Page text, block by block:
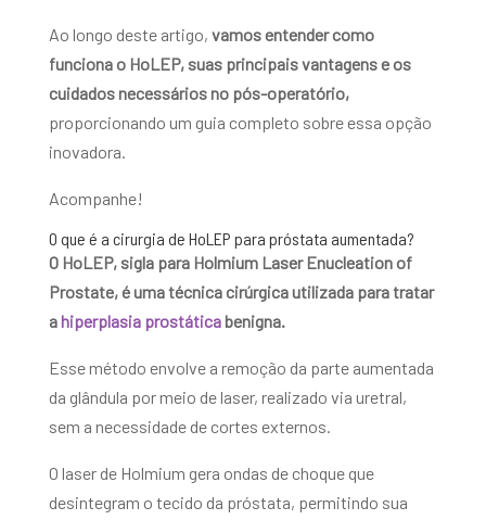
Ao longo deste artigo, vamos entender como
funciona o HoLEP, suas principais vantagens e os
cuidados necessários no pós-operatório,
proporcionando um guia completo sobre essa opção
inovadora.
Acompanhe!
O que é a cirurgia de HoLEP para próstata aumentada?
O HoLEP, sigla para Holmium Laser Enucleation of
Prostate, é uma técnica cirúrgica utilizada para tratar
ahiperplasia prostáticabenigna.
Esse método envolve a remoção da parte aumentada
da glândula por meio de laser, realizado via uretral,
sem a necessidade de cortes externos.
O laser de Holmium gera ondas de choque que
desintegram o tecido da próstata, permitindo sua